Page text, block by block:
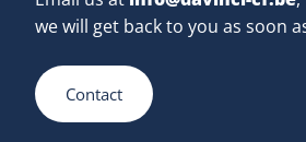
Corporate finance
About us
we will get back to you as soon
Contact